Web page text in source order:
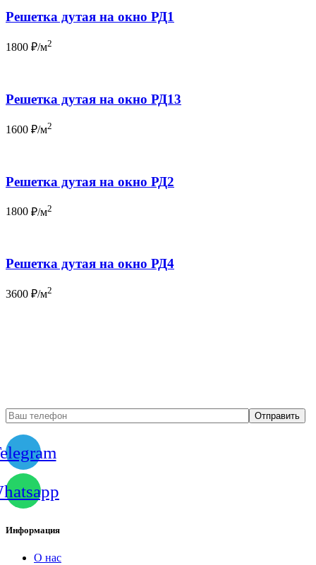
Решетка дутая на окно РД1
1800 ₽/м2
Решетка дутая на окно РД13
1600 ₽/м2
Решетка дутая на окно РД2
1800 ₽/м2
Решетка дутая на окно РД4
3600 ₽/м2
Информация
О нас